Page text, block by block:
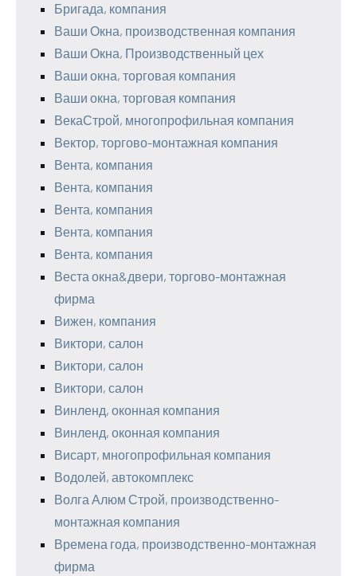
Бригада, компания
Ваши Окна, производственная компания
Ваши Окна, Производственный цех
Ваши окна, торговая компания
Ваши окна, торговая компания
ВекаСтрой, многопрофильная компания
Вектор, торгово-монтажная компания
Вента, компания
Вента, компания
Вента, компания
Вента, компания
Вента, компания
Веста окна&двери, торгово-монтажная
фирма
Вижен, компания
Виктори, салон
Виктори, салон
Виктори, салон
Винленд, оконная компания
Винленд, оконная компания
Висарт, многопрофильная компания
Водолей, автокомплекс
Волга Алюм Строй, производственно-
монтажная компания
Времена года, производственно-монтажная
фирма